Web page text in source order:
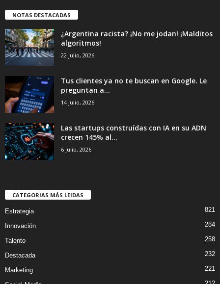
NOTAS DESTACADAS
¿Argentina racista? ¡No me jodan! ¡Malditos
algoritmos!
22 julio, 2026
Tus clientes ya no te buscan en Google. Le
preguntan a...
14 julio, 2026
Las startups construídas con IA en su ADN
crecen 145% al...
6 julio, 2026
CATEGORIAS MÁS LEIDAS
Estrategia 821
Innovación 284
Talento 258
Destacada 232
Marketing 221